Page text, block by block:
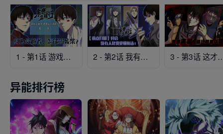
1 - 第1话 游戏大佬变废柴？ 2 - 第2话 我有特殊的升级方式 3 - 第3话 这
异能排行榜